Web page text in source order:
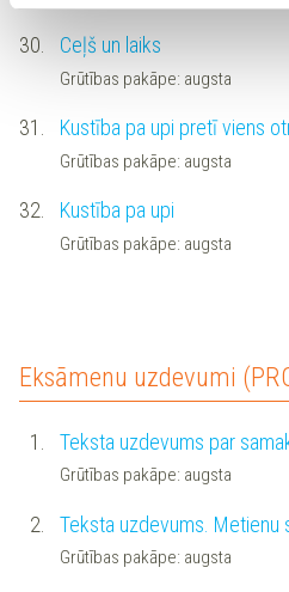
30. Ceļš un laiks
Grūtības pakāpe: augsta
31. Kustība pa upi pretī viens
Grūtības pakāpe: augsta
32. Kustība pa upi
Grūtības pakāpe: augsta
Eksāmenu uzdevumi
1. Teksta uzdevums par
Grūtības pakāpe: augsta
2. Teksta uzdevums. Metienu
Grūtības pakāpe: augsta